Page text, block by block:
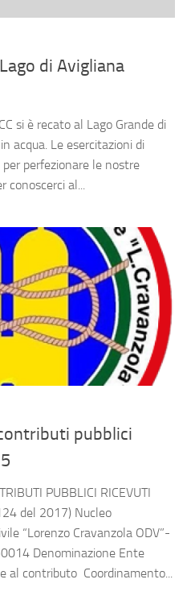
di Avigliana
si è recato al Lago Grande di
acqua. Le esercitazioni di
perfezionare le nostre
conoscerci al...
pubblici
PUBBLICI RICEVUTI
del 2017) Nucleo
“Lorenzo Cravanzola ODV”-
Denominazione Ente
al contributo Coordinamento...